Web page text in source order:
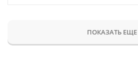
ПОКАЗАТЬ ЕЩЕ